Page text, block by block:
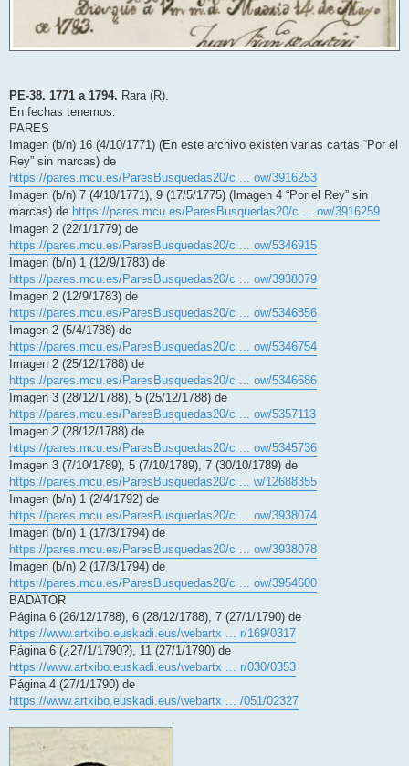
PE-38. 1771 a 1794. Rara (R).
En fechas tenemos:
PARES
Imagen (b/n) 16 (4/10/1771) (En este archivo existen varias cartas “Por el
Rey” sin marcas) de
https://pares.mcu.es/ParesBusquedas20/c ... ow/3916253
Imagen (b/n) 7 (4/10/1771), 9 (17/5/1775) (Imagen 4 “Por el Rey” sin
marcas) de https://pares.mcu.es/ParesBusquedas20/c ... ow/3916259
Imagen 2 (22/1/1779) de
https://pares.mcu.es/ParesBusquedas20/c ... ow/5346915
Imagen (b/n) 1 (12/9/1783) de
https://pares.mcu.es/ParesBusquedas20/c ... ow/3938079
Imagen 2 (12/9/1783) de
https://pares.mcu.es/ParesBusquedas20/c ... ow/5346856
Imagen 2 (5/4/1788) de
https://pares.mcu.es/ParesBusquedas20/c ... ow/5346754
Imagen 2 (25/12/1788) de
https://pares.mcu.es/ParesBusquedas20/c ... ow/5346686
Imagen 3 (28/12/1788), 5 (25/12/1788) de
https://pares.mcu.es/ParesBusquedas20/c ... ow/5357113
Imagen 2 (28/12/1788) de
https://pares.mcu.es/ParesBusquedas20/c ... ow/5345736
Imagen 3 (7/10/1789), 5 (7/10/1789), 7 (30/10/1789) de
https://pares.mcu.es/ParesBusquedas20/c ... w/12688355
Imagen (b/n) 1 (2/4/1792) de
https://pares.mcu.es/ParesBusquedas20/c ... ow/3938074
Imagen (b/n) 1 (17/3/1794) de
https://pares.mcu.es/ParesBusquedas20/c ... ow/3938078
Imagen (b/n) 2 (17/3/1794) de
https://pares.mcu.es/ParesBusquedas20/c ... ow/3954600
BADATOR
Página 6 (26/12/1788), 6 (28/12/1788), 7 (27/1/1790) de
https://www.artxibo.euskadi.eus/webartx ... r/169/0317
Página 6 (¿27/1/1790?), 11 (27/1/1790) de
https://www.artxibo.euskadi.eus/webartx ... r/030/0353
Página 4 (27/1/1790) de
https://www.artxibo.euskadi.eus/webartx ... /051/02327